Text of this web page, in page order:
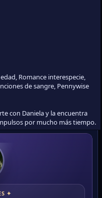
Romance interespecie,
de sangre, Pennywise
con Daniela y la encuentra
por mucho más tiempo.
✦